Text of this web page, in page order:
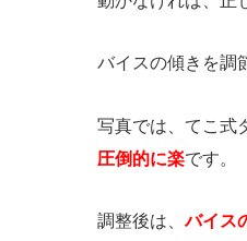
バイスの傾きを調
写真では、てこ式
圧倒的に楽です。
調整後は、バイス